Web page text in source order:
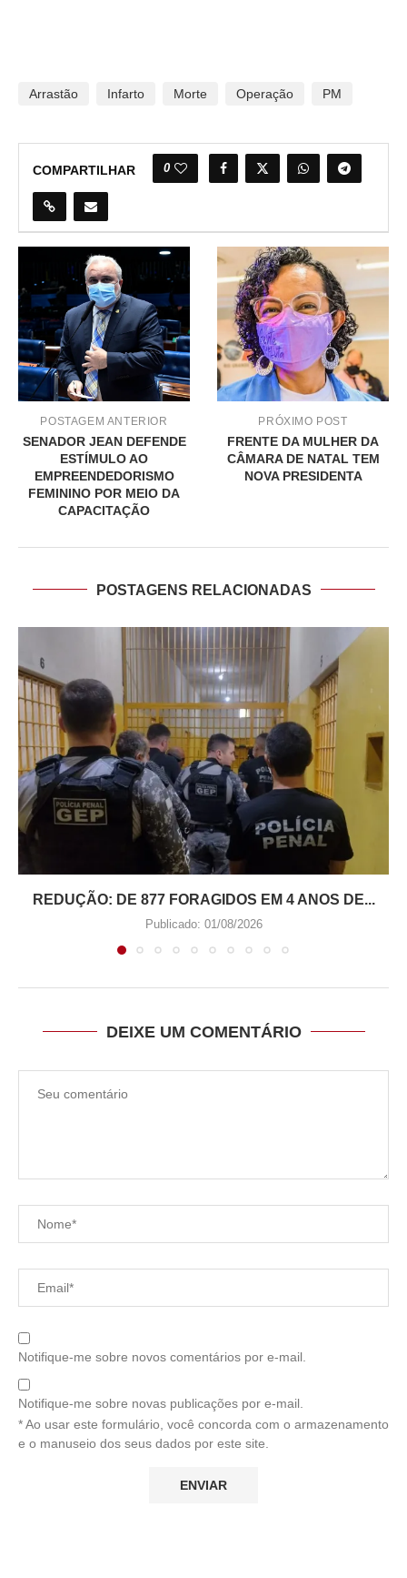
Arrastão Infarto Morte Operação PM
COMPARTILHAR 0
POSTAGEM ANTERIOR
SENADOR JEAN DEFENDE
ESTÍMULO AO
EMPREENDEDORISMO
FEMININO POR MEIO DA
CAPACITAÇÃO
PRÓXIMO POST
FRENTE DA MULHER DA
CÂMARA DE NATAL TEM
NOVA PRESIDENTA
POSTAGENS RELACIONADAS
REDUÇÃO: DE 877 FORAGIDOS EM 4 ANOS DE...
Publicado: 01/08/2026
DEIXE UM COMENTÁRIO
Notifique-me sobre novos comentários por e-mail.
Notifique-me sobre novas publicações por e-mail.
* Ao usar este formulário, você concorda com o armazenamento
e o manuseio dos seus dados por este site.